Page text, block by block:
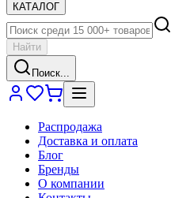
КАТАЛОГ
Найти
Поиск...
Распродажа
Доставка и оплата
Блог
Бренды
О компании